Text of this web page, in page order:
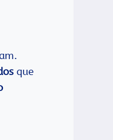
que